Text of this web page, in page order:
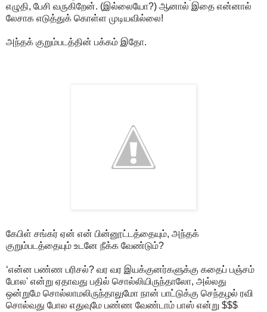
எழுதி, பேசி வருகிறேன். (இல்லையோ?) ஆனால் இதை என்னால்
லேசாக எடுத்துக் கொள்ள முடியவில்லை!
அந்தக் குறும்படத்தின் பக்கம் இதோ.
கேபிள் சங்கர் ஏன் என் பின்னூட்டத்தையும், அந்தக்
குறும்படத்தையும் உடனே நீக்க வேண்டும்?
‘என்ன பண்ண பரிசல்? வர வர இயக்குனர்களுக்கு கதைப் பஞ்சம்
போல' என்று ஏதாவது பதில் சொல்லியிருந்தாலோ, அல்லது
ஒன்றுமே சொல்லாமலிருந்தாலுமோ நான் பாட்டுக்கு செந்தழல் ரவி
சொல்வது போல எதுவுமே பண்ண வேண்டாம் பாஸ் என்று $$$